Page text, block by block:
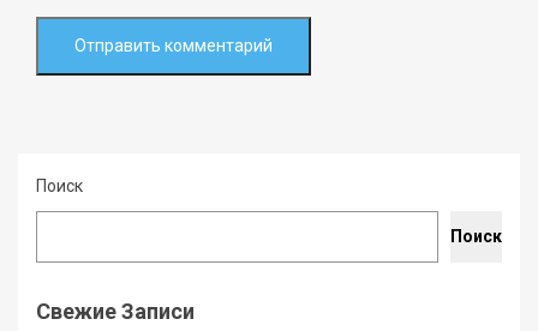
Поиск
Поиск
Свежие Записи